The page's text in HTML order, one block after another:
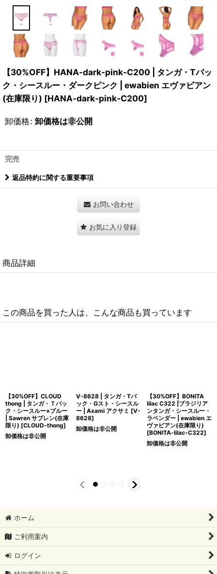
【30%OFF】HANA-dark-pink-C200 | タンガ・Tバッ
ク・シースルー・ダークピンク | ewabien エヴァビアン
(在庫限り) [HANA-dark-pink-C200]
卸価格: 卸価格は非公開
完売
返品特約に関する重要事項
お問い合わせ
お気に入り登録
商品詳細
この商品を買った人は、こんな商品も買っています
【30%OFF】CLOUD
thong | タンガ・Ｔバッ
ク・シースルー×ブルー
| Sawren サブレン(在庫
限り) [CLOUD-thong]
卸価格は非公開
V-8628 | タンガ・Tバ
ック・Gスト・シースル
ー | Axami アクサミ [V-
8628]
卸価格は非公開
【30%OFF】BONITA
lilac C322 |ブラジリア
ンタンガ・シースルー・
ラベンダー | ewabien エ
ヴァビアン(在庫限り)
[BONITA-lilac-C322]
卸価格は非公開
ホーム
ご利用案内
ログイン